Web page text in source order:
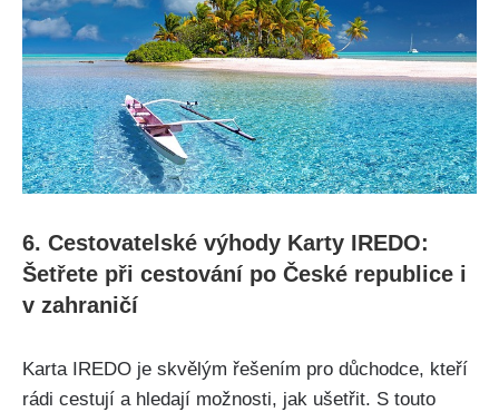
6. Cestovatelské výhody Karty IREDO:
Šetřete při cestování po České republice i
v zahraničí
Karta IREDO je skvělým řešením pro důchodce, kteří
rádi cestují a hledají možnosti, jak ušetřit. S touto